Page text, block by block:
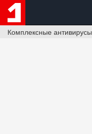
Комплексные антивирусы